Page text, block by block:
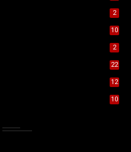
2
10
2
22
12
10